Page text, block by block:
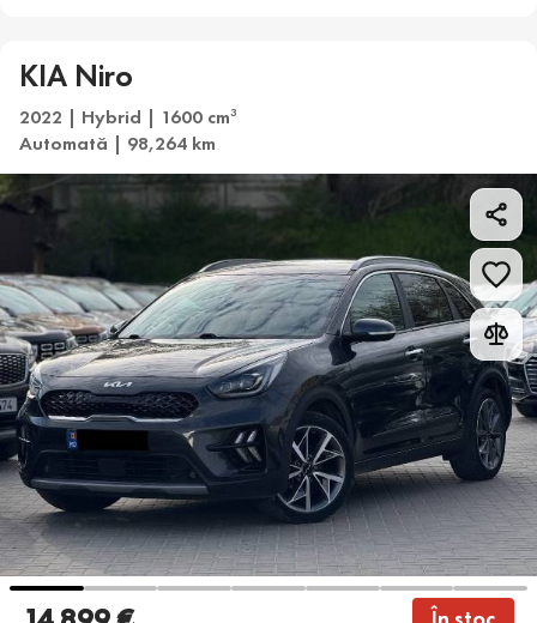
KIA Niro
2022 | Hybrid | 1600 cm3
Automată | 98,264 km